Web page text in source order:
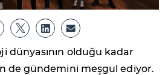
dünyasının olduğu kadar
de gündemini meşgul ediyor.